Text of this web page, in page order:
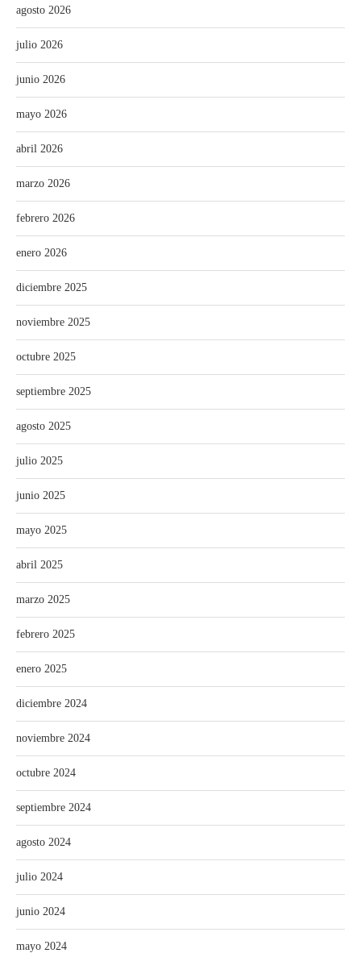
agosto 2026
julio 2026
junio 2026
mayo 2026
abril 2026
marzo 2026
febrero 2026
enero 2026
diciembre 2025
noviembre 2025
octubre 2025
septiembre 2025
agosto 2025
julio 2025
junio 2025
mayo 2025
abril 2025
marzo 2025
febrero 2025
enero 2025
diciembre 2024
noviembre 2024
octubre 2024
septiembre 2024
agosto 2024
julio 2024
junio 2024
mayo 2024